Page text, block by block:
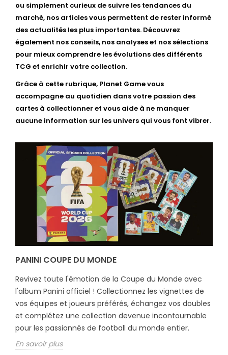
ou simplement curieux de suivre les tendances du
marché, nos articles vous permettent de rester informé
des actualités les plus importantes. Découvrez
également nos conseils, nos analyses et nos sélections
pour mieux comprendre les évolutions des différents
TCG et enrichir votre collection.
Grâce à cette rubrique, Planet Game vous
accompagne au quotidien dans votre passion des
cartes à collectionner et vous aide à ne manquer
aucune information sur les univers qui vous font vibrer.
PANINI COUPE DU MONDE
Revivez toute l'émotion de la Coupe du Monde avec
l'album Panini officiel ! Collectionnez les vignettes de
vos équipes et joueurs préférés, échangez vos doubles
et complétez une collection devenue incontournable
pour les passionnés de football du monde entier.
En savoir plus